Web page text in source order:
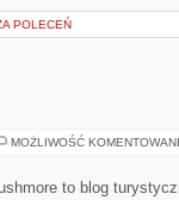
POLECEŃ
MOŻLIWOŚĆ
to blog